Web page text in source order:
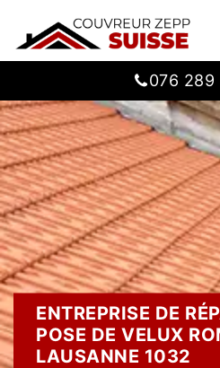
076 289
ENTREPRISE DE
POSE DE VELUX
LAUSANNE 1032